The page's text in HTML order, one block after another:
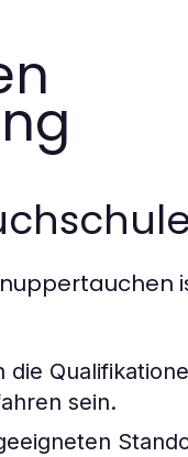
die
sein.